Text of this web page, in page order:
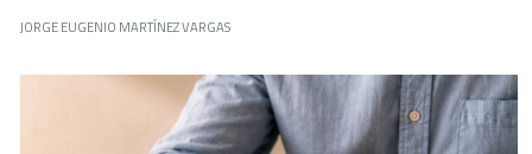
JORGE EUGENIO MARTÍNEZ VARGAS